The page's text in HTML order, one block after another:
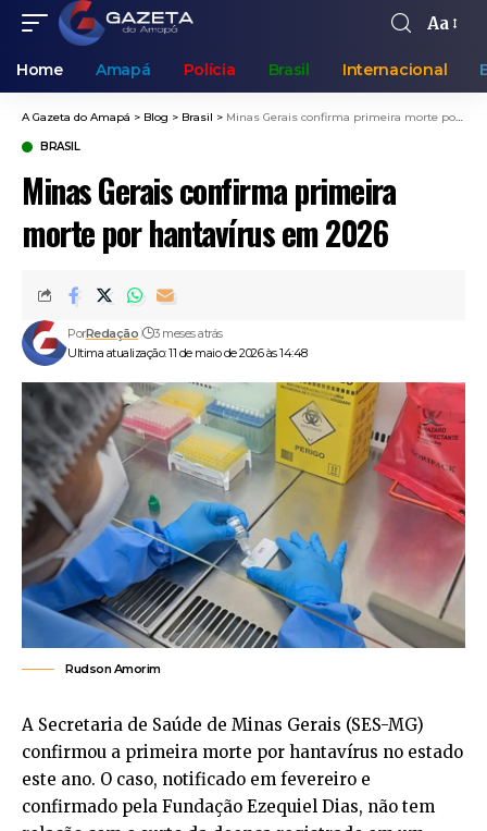
Aa
Home Amapá Polícia Brasil Internacional
A Gazeta do Amapá > Blog > Brasil > Minas Gerais confirma primeira morte por hantavírus em 2026
BRASIL
Minas Gerais confirma primeira
morte por hantavírus em 2026
Ultima atualização: 11 de maio de 2026 às 14:48
PorRedação 3 meses atrás
Rudson Amorim
A Secretaria de Saúde de Minas Gerais (SES-MG)
confirmou a primeira morte por hantavírus no estado
este ano. O caso, notificado em fevereiro e
confirmado pela Fundação Ezequiel Dias, não tem